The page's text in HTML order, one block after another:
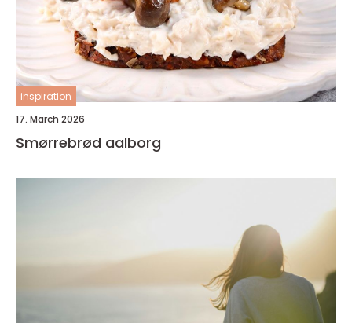
inspiration
17. March 2026
Smørrebrød aalborg